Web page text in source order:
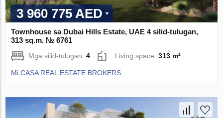
3 960 775 AED
Townhouse sa Dubai Hills Estate, UAE 4 silid-tulugan,
313 sq.m. № 6761
Mga silid-tulugan:4 Living space:313 m²
Mi CASA REAL ESTATE BROKERS